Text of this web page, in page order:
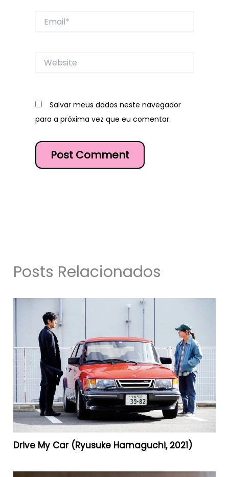
Website
Salvar meus dados neste navegador
para a próxima vez que eu comentar.
Posts Relacionados
Drive My Car (Ryusuke Hamaguchi, 2021)